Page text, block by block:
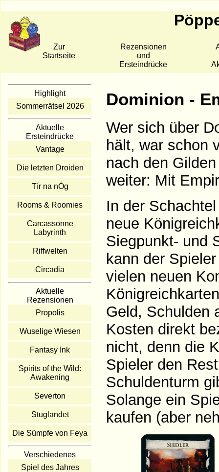
Zur
Startseite
Rezensionen
und
Ersteindrücke
Highlight
Sommerrätsel 2026
Aktuelle
Ersteindrücke
Vantage
Die letzten Droiden
Tír na nÓg
Rooms & Roomies
Carcassonne
Labyrinth
Riffwelten
Circadia
Aktuelle
Rezensionen
Propolis
Wuselige Wiesen
Fantasy Ink
Spirits of the Wild:
Awakening
Severton
Stuglandet
Die Sümpfe von Feya
Verschiedenes
Spiel des Jahres
Dominion -
Wer sich über
hält, war schon
nach den
weiter: Mit
In der
neue
Siegpunkt- und
kann der
vielen neuen
Geld, Schulden
Kosten direkt
nicht, denn die
Spieler den
Schuldenturm
Solange ein
kaufen (aber